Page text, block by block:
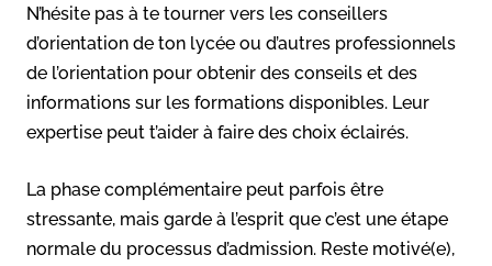
N’hésite pas à te tourner vers les conseillers
d’orientation de ton lycée ou d’autres professionnels
de l’orientation pour obtenir des conseils et des
informations sur les formations disponibles. Leur
expertise peut t’aider à faire des choix éclairés.
La phase complémentaire peut parfois être
stressante, mais garde à l’esprit que c’est une étape
normale du processus d’admission. Reste motivé(e),